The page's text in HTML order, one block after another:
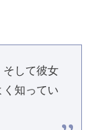
そして彼女
知ってい